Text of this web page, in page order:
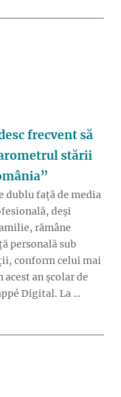
frecvent să
stării
dublu față de media
deși
rămâne
personală sub
conform celui mai
an școlar de
Digital. La …